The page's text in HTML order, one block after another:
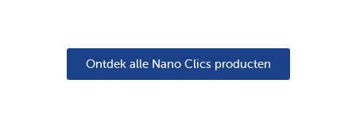
Ontdek alle Nano Clics producten